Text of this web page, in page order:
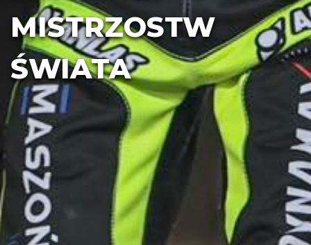
MISTRZOSTW
ŚWIATA